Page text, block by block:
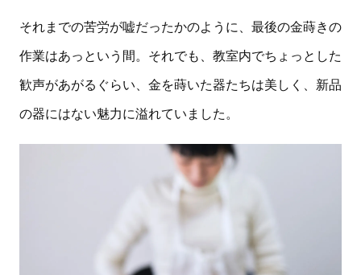
それまでの苦労が嘘だったかのように、最後の金蒔きの
作業はあっという間。それでも、教室内でちょっとした
歓声があがるぐらい、金を蒔いた器たちは美しく、新品
の器にはない魅力に溢れていました。